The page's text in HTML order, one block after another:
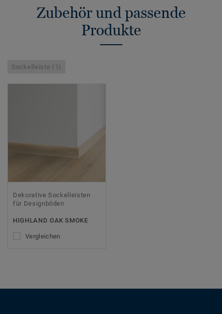
Zubehör und passende
Produkte
Sockelleiste (1)
Dekorative Sockelleisten
für Designböden
HIGHLAND OAK SMOKE
Vergleichen